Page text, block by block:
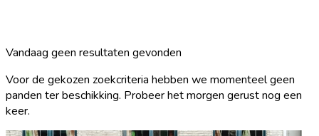
Vandaag geen resultaten gevonden
Voor de gekozen zoekcriteria hebben we momenteel geen
panden ter beschikking. Probeer het morgen gerust nog een
keer.